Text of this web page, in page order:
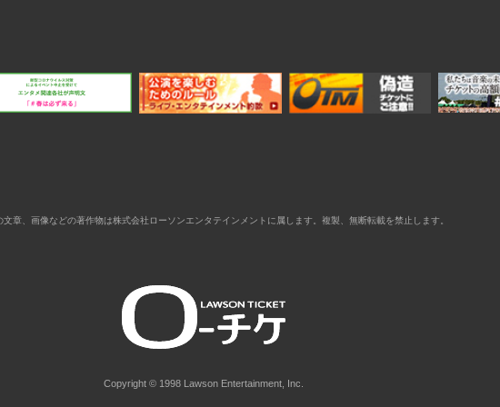
文章、画像などの著作物は株式会社ローソンエンタテインメントに属します。複製、無断転載を禁止します。
Copyright © 1998 Lawson Entertainment, Inc.